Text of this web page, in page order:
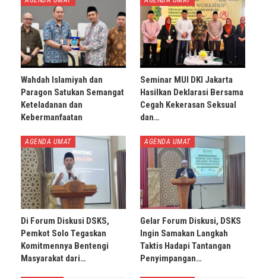
Wahdah Islamiyah dan
Paragon Satukan Semangat
Keteladanan dan
Kebermanfaatan
Seminar MUI DKI Jakarta
Hasilkan Deklarasi Bersama
Cegah Kekerasan Seksual
dan…
AGENDA UMAT
Di Forum Diskusi DSKS,
Pemkot Solo Tegaskan
Komitmennya Bentengi
Masyarakat dari…
AGENDA UMAT
Gelar Forum Diskusi, DSKS
Ingin Samakan Langkah
Taktis Hadapi Tantangan
Penyimpangan…